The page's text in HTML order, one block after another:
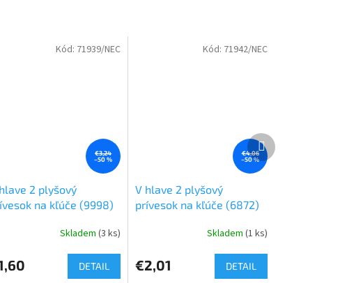
€3,24
–50 %
2 plyšový
na kľúče (9998)
Skladem(3 ks)
DETAIL
Kód: 71939/NEC
€4,06
–50 %
V hlave 2 plyšový
prívesok na kľúče (6872)
Skladem (1 ks)
€2,01 DETAIL
Kód: 71942/NEC
Ďalší
produkt